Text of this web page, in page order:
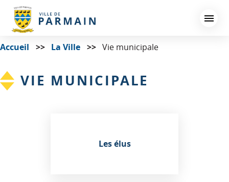
principal
Accueil La Ville Vie municipale
VIE MUNICIPALE
Les élus